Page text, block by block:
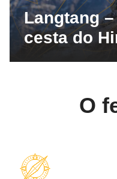
Langtang
cesta do
O